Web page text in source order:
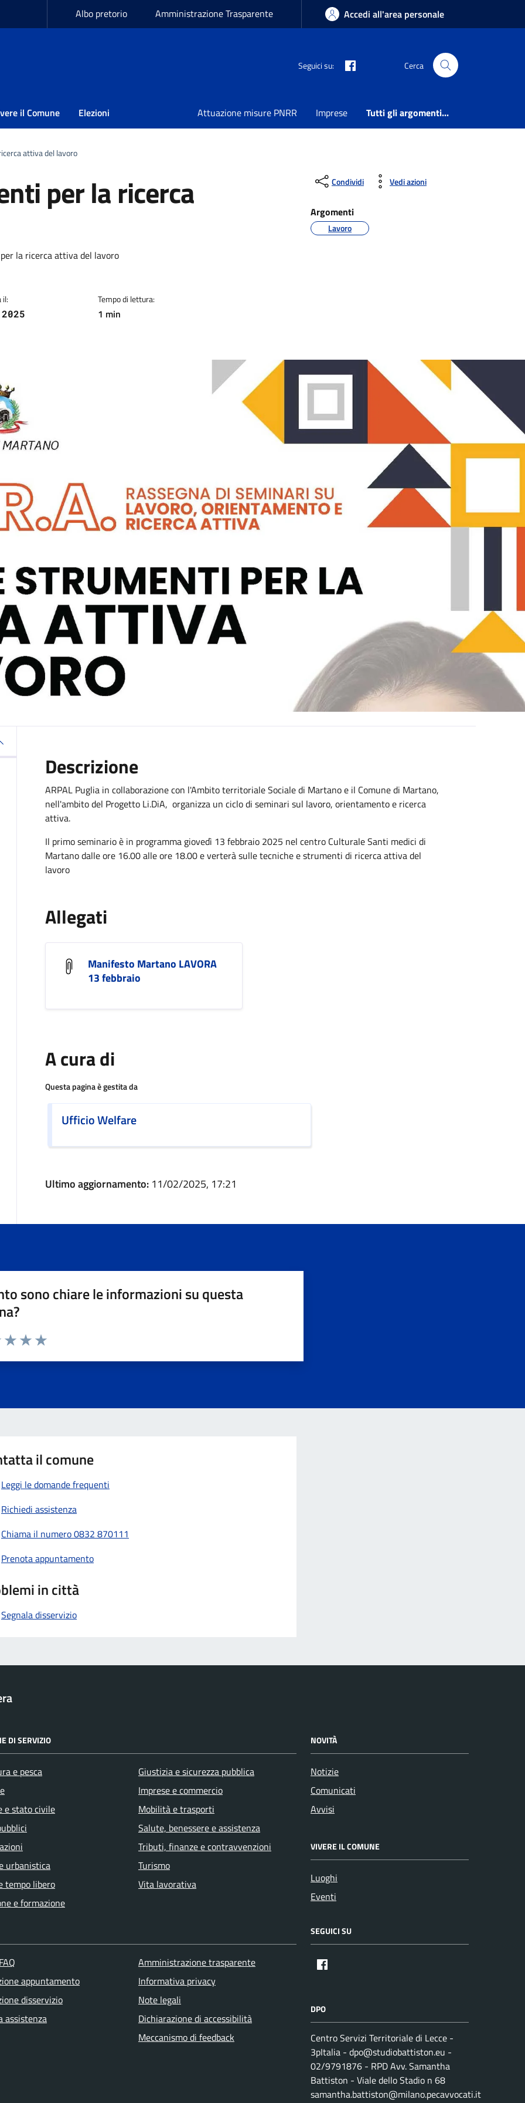
Albo pretorio Amministrazione Trasparente Accedi all'area personale
Seguici su: Cerca
il Comune Elezioni Attuazione misure PNRR Imprese Tutti gli argomenti...
attiva del lavoro
per la ricerca
la ricerca attiva del lavoro
il:
Tempo di lettura:
1 min
Condividi Vedi azioni
Argomenti
Lavoro
Descrizione
ARPAL Puglia in collaborazione con l'Ambito territoriale Sociale di Martano e il Comune di Martano,
nell'ambito del Progetto Li.DiA, organizza un ciclo di seminari sul lavoro, orientamento e ricerca
attiva.
Il primo seminario è in programma giovedì 13 febbraio 2025 nel centro Culturale Santi medici di
Martano dalle ore 16.00 alle ore 18.00 e verterà sulle tecniche e strumenti di ricerca attiva del
lavoro
Allegati
Manifesto Martano LAVORA
13 febbraio
A cura di
Questa pagina è gestita da
Ufficio Welfare
Ultimo aggiornamento: 11/02/2025, 17:21
sono chiare le informazioni su questa
il comune
Leggi le domande frequenti
Richiedi assistenza
Chiama il numero 0832 870111
Prenota appuntamento
in città
Segnala disservizio
DI SERVIZIO
e pesca
e stato civile
urbanistica
tempo libero
e formazione
Giustizia e sicurezza pubblica
Imprese e commercio
Mobilità e trasporti
Salute, benessere e assistenza
Tributi, finanze e contravvenzioni
Turismo
Vita lavorativa
NOVITÀ
Notizie
Comunicati
Avvisi
VIVERE IL COMUNE
Luoghi
Eventi
appuntamento
disservizio
assistenza
Amministrazione trasparente
Informativa privacy
Note legali
Dichiarazione di accessibilità
Meccanismo di feedback
SEGUICI SU
DPO
Centro Servizi Territoriale di Lecce -
3pItalia - dpo@studiobattiston.eu -
02/9791876 - RPD Avv. Samantha
Battiston - Viale dello Stadio n 68
samantha.battiston@milano.pecavvocati.it